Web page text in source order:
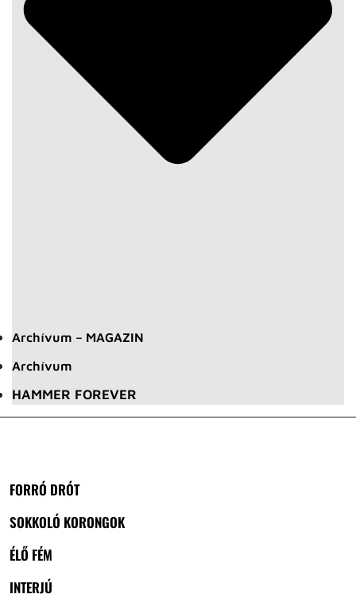
Archívum – MAGAZIN
Archívum
HAMMER FOREVER
FORRÓ DRÓT
SOKKOLÓ KORONGOK
ÉLŐ FÉM
INTERJÚ